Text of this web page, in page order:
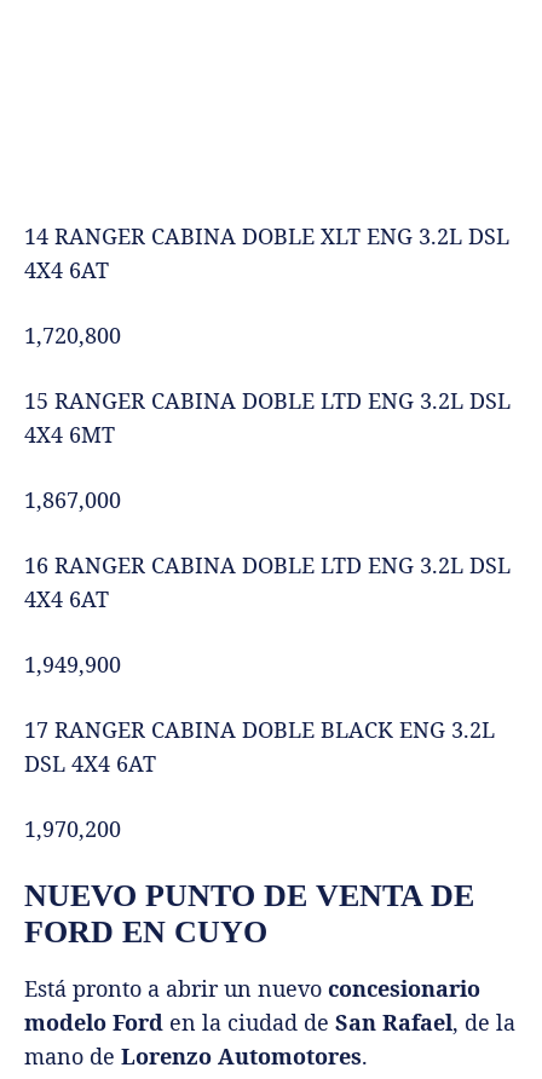
14 RANGER CABINA DOBLE XLT ENG 3.2L DSL
4X4 6AT
1,720,800
15 RANGER CABINA DOBLE LTD ENG 3.2L DSL
4X4 6MT
1,867,000
16 RANGER CABINA DOBLE LTD ENG 3.2L DSL
4X4 6AT
1,949,900
17 RANGER CABINA DOBLE BLACK ENG 3.2L
DSL 4X4 6AT
1,970,200
NUEVO PUNTO DE VENTA DE
FORD EN CUYO
Está pronto a abrir un nuevo concesionario
modelo Ford en la ciudad de San Rafael, de la
mano de Lorenzo Automotores.